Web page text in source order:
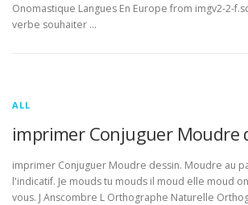
Onomastique Langues En Europe from imgv2-2-
verbe souhaiter …
ALL
imprimer Conjuguer Moudre
imprimer Conjuguer Moudre dessin. Moudre au
l'indicatif. Je mouds tu mouds il moud elle moud
vous. J Anscombre L Orthographe Naturelle